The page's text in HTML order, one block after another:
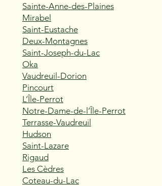
Sainte-Anne-des-Plaines
Mirabel
Saint-Eustache
Deux-Montagnes
Saint-Joseph-du-Lac
Oka
Vaudreuil-Dorion
Pincourt
L’Île-Perrot
Notre-Dame-de-l’Île-Perrot
Terrasse-Vaudreuil
Hudson
Saint-Lazare
Rigaud
Les Cèdres
Coteau-du-Lac